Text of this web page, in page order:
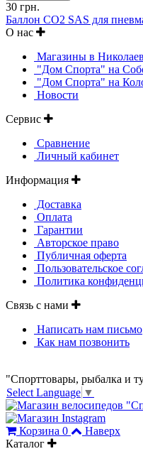
30 грн.
Баллон CO2 SAS для
О нас
Магазины в
"Дом Спорта" на
"Дом Спорта" на
Новости
Сервис
Сравнение
Личный кабинет
Информация
Доставка
Оплата
Гарантии
Авторское право
Публичная оферта
Пользовательское
Политика
Связь с нами
Написать нам письмо
Как нам позвонить
"Спорттовары, рыбалка и
Select Language ▼
Корзина 0
Наверх
Каталог